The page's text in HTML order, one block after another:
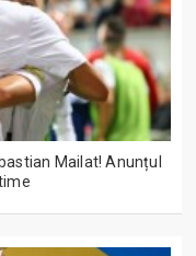
Mailat! Anunțul